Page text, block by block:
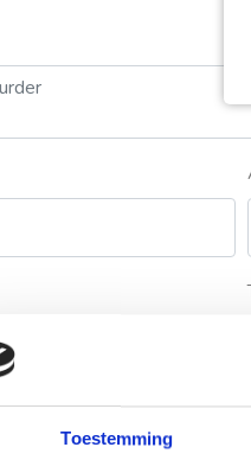
Toestemming
met u kan opnemen